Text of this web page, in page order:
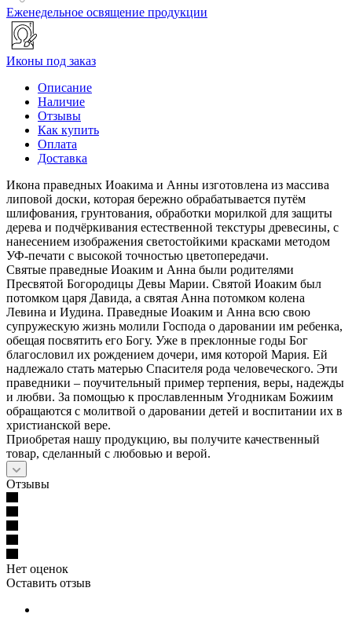
Еженедельное освящение продукции
Иконы под заказ
Описание
Наличие
Отзывы
Как купить
Оплата
Доставка
Икона праведных Иоакима и Анны изготовлена из массива
липовой доски, которая бережно обрабатывается путём
шлифования, грунтования, обработки морилкой для защиты
дерева и подчёркивания естественной текстуры древесины, с
нанесением изображения светостойкими красками методом
УФ-печати с высокой точностью цветопередачи.
Святые праведные Иоаким и Анна были родителями
Пресвятой Богородицы Девы Марии. Святой Иоаким был
потомком царя Давида, а святая Анна потомком колена
Левина и Иудина. Праведные Иоаким и Анна всю свою
супружескую жизнь молили Господа о даровании им ребенка,
обещая посвятить его Богу. Уже в преклонные годы Бог
благословил их рождением дочери, имя которой Мария. Ей
надлежало стать матерью Спасителя рода человеческого. Эти
праведники – поучительный пример терпения, веры, надежды
и любви. За помощью к прославленным Угодникам Божиим
обращаются с молитвой о даровании детей и воспитании их в
христианской вере.
Приобретая нашу продукцию, вы получите качественный
товар, сделанный с любовью и верой.
Отзывы
Нет оценок
Оставить отзыв